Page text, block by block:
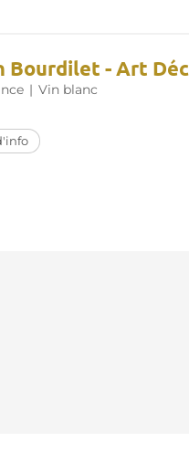
Bourdilet - Art
| Vin blanc